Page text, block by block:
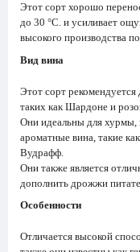
Этот сорт хорошо
до 30 °С. и усиливает
высокого производства
Вид вина
Этот сорт рекомендуется
таких как Шардоне и
Они идеальны для хурмы,
ароматные вина, такие
Вудрафф.
Они также является
дополнить дрожжи
Особенности
Отличается высокой